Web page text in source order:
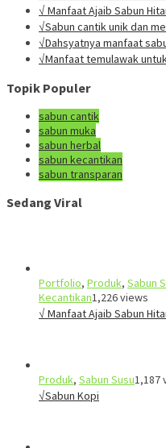
√ Manfaat Ajaib Sabun
√Sabun cantik unik dan
√Dahsyatnya manfaat
√Manfaat temulawak
Topik Populer
sabun cantik
sabun muka
sabun herbal
sabun kecantikan
sabun transparan
Sedang Viral
Portfolio, Produk, Sabun
Kecantikan1,226 views
√ Manfaat Ajaib Sabun
Produk, Sabun Susu1,187
√Sabun Kopi